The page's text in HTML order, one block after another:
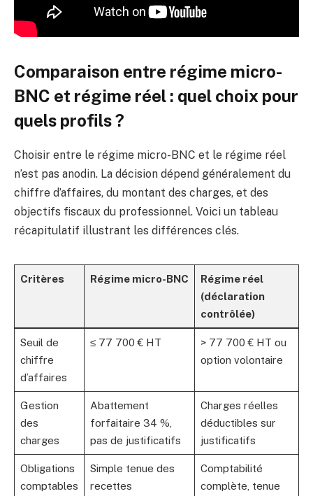
Comparaison entre régime micro-
BNC et régime réel : quel choix pour
quels profils ?
Choisir entre le régime micro-BNC et le régime réel
n’est pas anodin. La décision dépend généralement du
chiffre d’affaires, du montant des charges, et des
objectifs fiscaux du professionnel. Voici un tableau
récapitulatif illustrant les différences clés.
Critères Régime micro-BNC
Régime réel
(déclaration
contrôlée)
Seuil de
chiffre
d’affaires
≤ 77 700 € HT
> 77 700 € HT ou
option volontaire
Gestion
des
charges
Abattement
forfaitaire 34 %,
pas de justificatifs
Charges réelles
déductibles sur
justificatifs
Obligations
comptables
Simple tenue des
recettes
Comptabilité
complète, tenue